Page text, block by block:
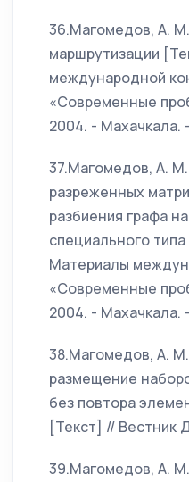
36.Магомедов, А.
маршрутизации
международной
«Современные
2004. - Махачкала.
37.Магомедов, А.
разреженных
разбиения графа
специального
Материалы
«Современные
2004. - Махачкала.
38.Магомедов, А.
размещение
без повтора
[Текст] // Вестник
39.Магомедов, А.